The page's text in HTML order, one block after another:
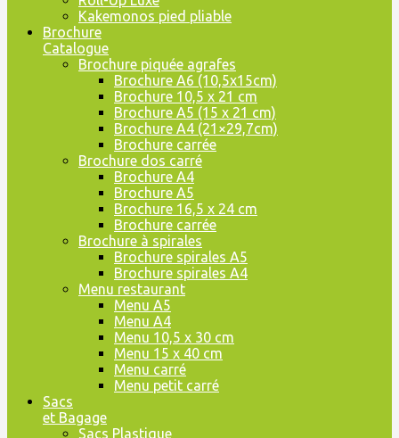
Kakemonos pied pliable
Brochure
Catalogue
Brochure piquée agrafes
Brochure A6 (10,5x15cm)
Brochure 10,5 x 21 cm
Brochure A5 (15 x 21 cm)
Brochure A4 (21×29,7cm)
Brochure carrée
Brochure dos carré
Brochure A4
Brochure A5
Brochure 16,5 x 24 cm
Brochure carrée
Brochure à spirales
Brochure spirales A5
Brochure spirales A4
Menu restaurant
Menu A5
Menu A4
Menu 10,5 x 30 cm
Menu 15 x 40 cm
Menu carré
Menu petit carré
Sacs
et Bagage
Sacs Plastique